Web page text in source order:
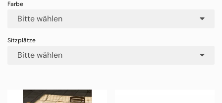
Bitte wählen
Bitte wählen